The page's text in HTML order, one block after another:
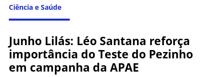
Ciência e Saúde
Junho Lilás: Léo Santana reforça
importância do Teste do Pezinho
em campanha da APAE